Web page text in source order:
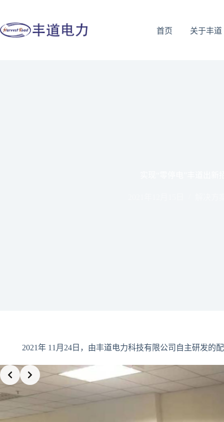
首页 关于丰道
2021年 11月24日，由丰道电力科技有限公司自主研发的配
Slide 2 of 2